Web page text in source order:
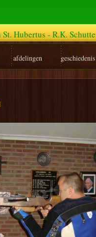
Hubertus - R.K.
afdelingen geschiedenis